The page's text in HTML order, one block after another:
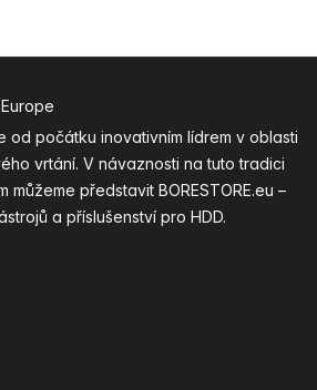
od počátku inovativním lídrem v oblasti
vrtání. V návaznosti na tuto tradici
můžeme představit BORESTORE.eu –
a příslušenství pro HDD.